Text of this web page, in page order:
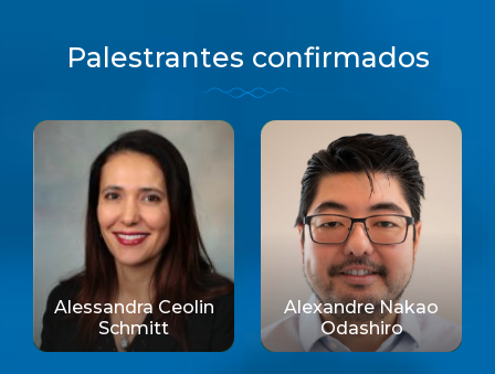
Palestrantes confirmados
Alessandra Ceolin
Schmitt
Alexandre Nakao
Odashiro